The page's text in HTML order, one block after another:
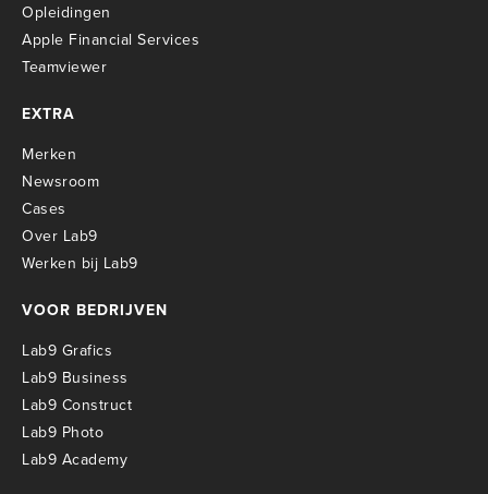
Opleidingen
Apple Financial Services
Teamviewer
EXTRA
Merken
Newsroom
Cases
Over Lab9
Werken bij Lab9
VOOR BEDRIJVEN
Lab9 Grafics
Lab9 Business
Lab9 Construct
Lab9 Photo
Lab9 Academy